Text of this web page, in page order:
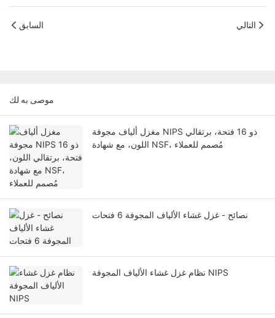
السابق التالي
موصى به لك
مغزل ألياف مجوفة NIPS ذو 16 فتحة، برتقالي
اللون، مع شهادة NSF، مُصمم للعملاء
نصائح - غزل غشاء الألياف المجوفة 6 فتحات
نظام غزل غشاء الألياف المجوفة NIPS